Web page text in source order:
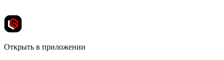
Открыть в приложении